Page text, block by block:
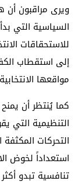
ويرى مراقبون
السياسية التي
للاستحقاقات
إلى استقطاب
مواقعها
كما يُنتظر أن
التنظيمية التي
التحركات
استعداداً لخوض
تنافسية تبدو